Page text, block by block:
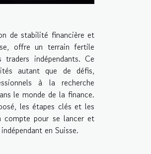
de stabilité financière et
offre un terrain fertile
indépendants. Ce
autant que de défis,
à la recherche
le monde de la finance.
les étapes clés et les
compte pour se lancer et
en Suisse.